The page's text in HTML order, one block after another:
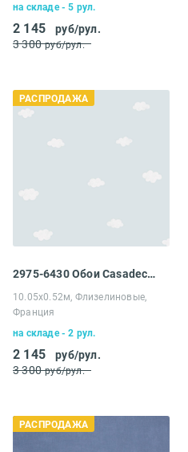
на складе - 5 рул.
2 145
руб/рул.
3 300 руб/рул.
РАСПРОДАЖА
2975-6430 Обои Casadeco My little world
10.05х0.52м, Флизелиновые,
Франция
на складе - 2 рул.
2 145
руб/рул.
3 300 руб/рул.
РАСПРОДАЖА